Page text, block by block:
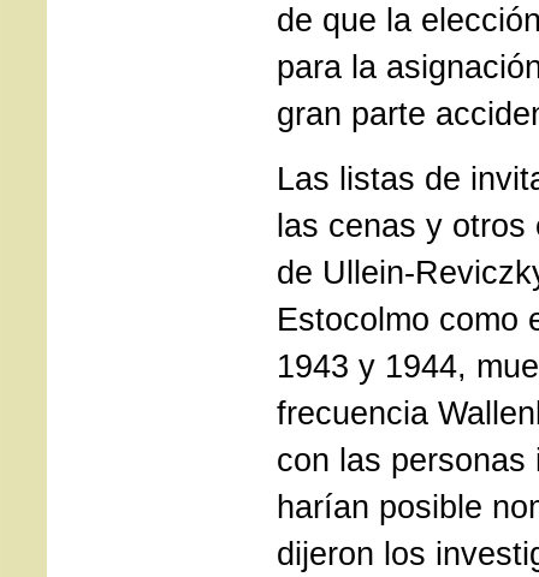
de que la
para la
gran parte
Las listas de
las cenas y otros
de Ullein-
Estocolmo como
1943 y 1944,
frecuencia
con las personas
harían posible
dijeron los